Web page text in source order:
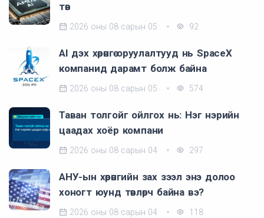
төв
2026 оны 08 сарын 05 92
AI дэх хөрөнгө оруулалтууд нь SpaceX
компанид дарамт болж байна
2026 оны 08 сарын 05 574
Таван толгойг ойлгох нь: Нэг нэрийн
цаадах хоёр компани
2026 оны 08 сарын 04 297
АНУ-ын хөрөнгийн зах зээл энэ долоо
хоногт юунд төвлөрч байна вэ?
2026 оны 08 сарын 04 118